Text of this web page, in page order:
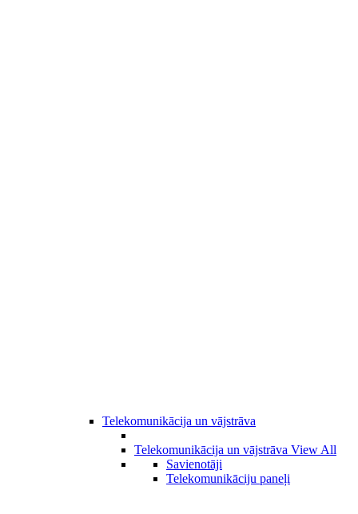
Telekomunikācija un vājstrāva
Telekomunikācija un vājstrāva View All
Savienotāji
Telekomunikāciju paneļi